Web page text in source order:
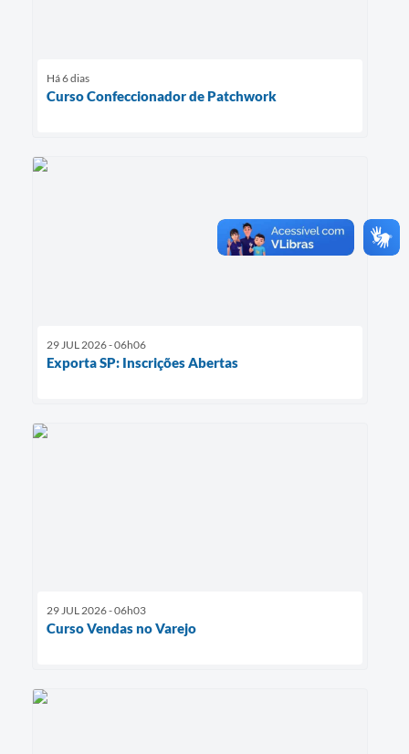
Há 6 dias
Curso Confeccionador de Patchwork
29 JUL 2026 - 06h06
Exporta SP: Inscrições Abertas
29 JUL 2026 - 06h03
Curso Vendas no Varejo